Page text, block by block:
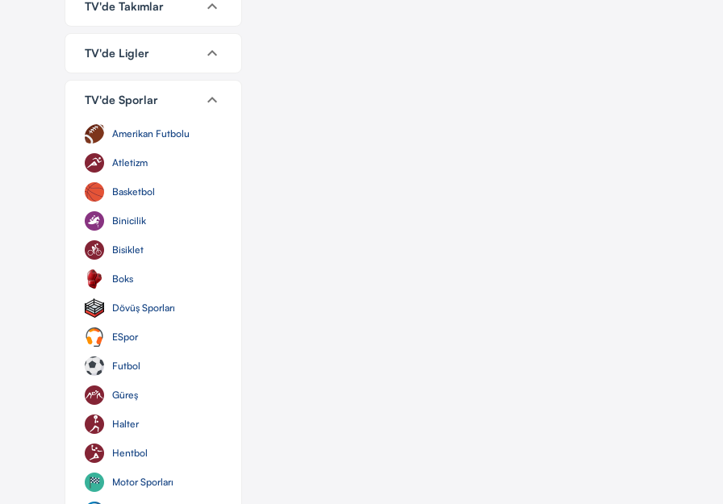
TV'de Takımlar keyboard_arrow_down
TV'de Ligler keyboard_arrow_down
TV'de Sporlar keyboard_arrow_down
Amerikan Futbolu
Atletizm
Basketbol
Binicilik
Bisiklet
Boks
Dövüş Sporları
ESpor
Futbol
Güreş
Halter
Hentbol
Motor Sporları